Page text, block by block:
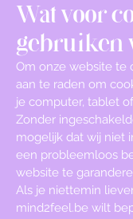
Wat voor
gebruiken
Om onze website te
aan te raden om
je computer, tablet
Zonder
mogelijk dat wij niet
een probleemloos
website te
Als je niettemin
mind2feel.be wilt